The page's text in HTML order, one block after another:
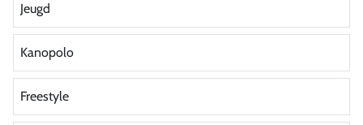
Jeugd
Kanopolo
Freestyle